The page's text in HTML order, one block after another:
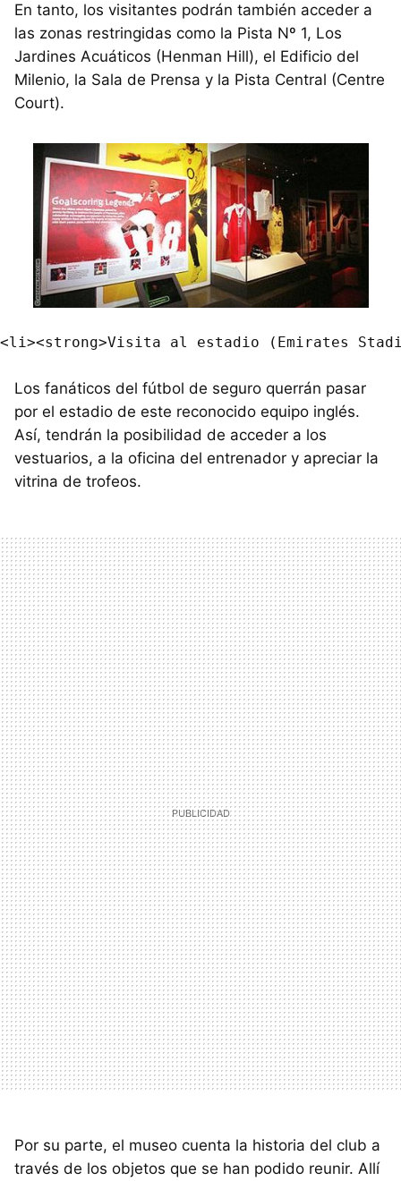
En tanto, los visitantes podrán también acceder a
las zonas restringidas como la Pista Nº 1, Los
Jardines Acuáticos (Henman Hill), el Edificio del
Milenio, la Sala de Prensa y la Pista Central (Centre
Court).
Los fanáticos del fútbol de seguro querrán pasar
por el estadio de este reconocido equipo inglés.
Así, tendrán la posibilidad de acceder a los
vestuarios, a la oficina del entrenador y apreciar la
vitrina de trofeos.
Por su parte, el museo cuenta la historia del club a
través de los objetos que se han podido reunir. Allí